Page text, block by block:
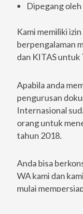
Dipegang
Kami memiliki
berpengalaman
dan KITAS untuk
Apabila anda
pengurusan
Internasional
orang untuk
tahun 2018.
Anda bisa
WA kami dan
mulai